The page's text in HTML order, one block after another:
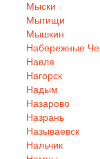
Мыски
Мытищи
Мышкин
Набережные
Навля
Нагорск
Надым
Назарово
Назрань
Называевск
Нальчик